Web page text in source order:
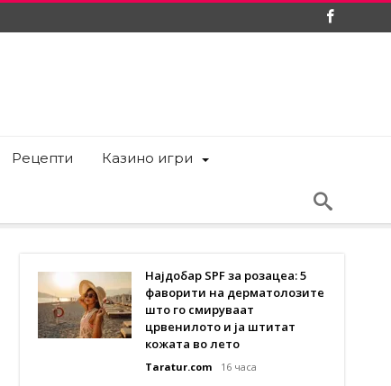
Рецепти Казино игри
Најдобар SPF за розацеа: 5
фаворити на дерматолозите
што го смируваат
црвенилото и ја штитат
кожата во лето
Taratur.com 16 часа